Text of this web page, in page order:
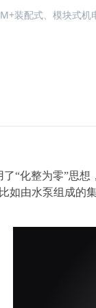
装配式、模块式机
“化整为零”思想
如由水泵组成的